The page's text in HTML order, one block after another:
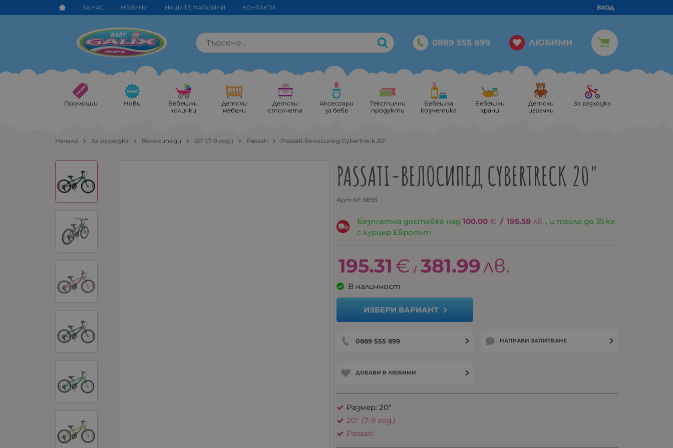
ЗА НАС НОВИНИ НАШИТЕ МАГАЗИНИ КОНТАКТИ ВХОД
0889 555 899 ЛЮБИМИ
Промоции Нови
Бебешки
колички
Детски
мебели
Детски
столчета
Аксесоари
за бебе
Текстилни
продукти
Бебешка
козметика
Бебешки
храни
Детски
играчки
За разходка
Начало За разходка Велосипеди 20'' (7-9 год.) Passati Passati-велосипед Cybertreck 20"
PASSATI-ВЕЛОСИПЕД CYBERTRECK 20"
Арт.№: 9893
Безплатна доставка над100.00 € / 195.58 лв. , и тегло до 35 кг.
с куриер Европът
195.31 € / 381.99лв.
В наличност
ИЗБЕРИ ВАРИАНТ
0889 555 899 НАПРАВИ ЗАПИТВАНЕ
ДОБАВИ В ЛЮБИМИ
Размер: 20"
20'' (7-9 год.)
Passati